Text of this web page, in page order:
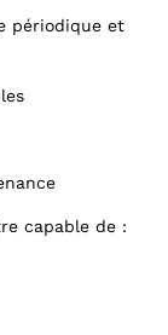
périodique et
capable de :